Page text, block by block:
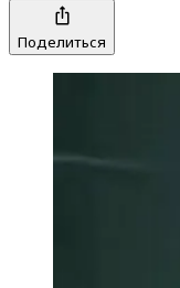
Поделиться